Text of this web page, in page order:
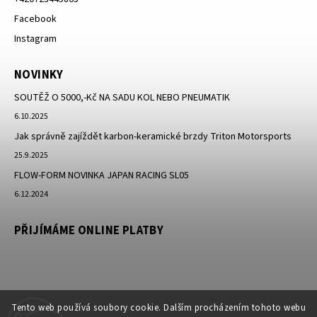
Tento web používá soubory cookie. Dalším procházením tohoto webu
Facebook
Instagram
NOVINKY
SOUTĚŽ O 5000,-Kč NA SADU KOL NEBO PNEUMATIK
6.10.2025
Jak správně zajíždět karbon-keramické brzdy Triton Motorsports
25.9.2025
FLOW-FORM NOVINKA JAPAN RACING SL05
6.12.2024
PŘIJÍMÁME ONLINE PLATBY